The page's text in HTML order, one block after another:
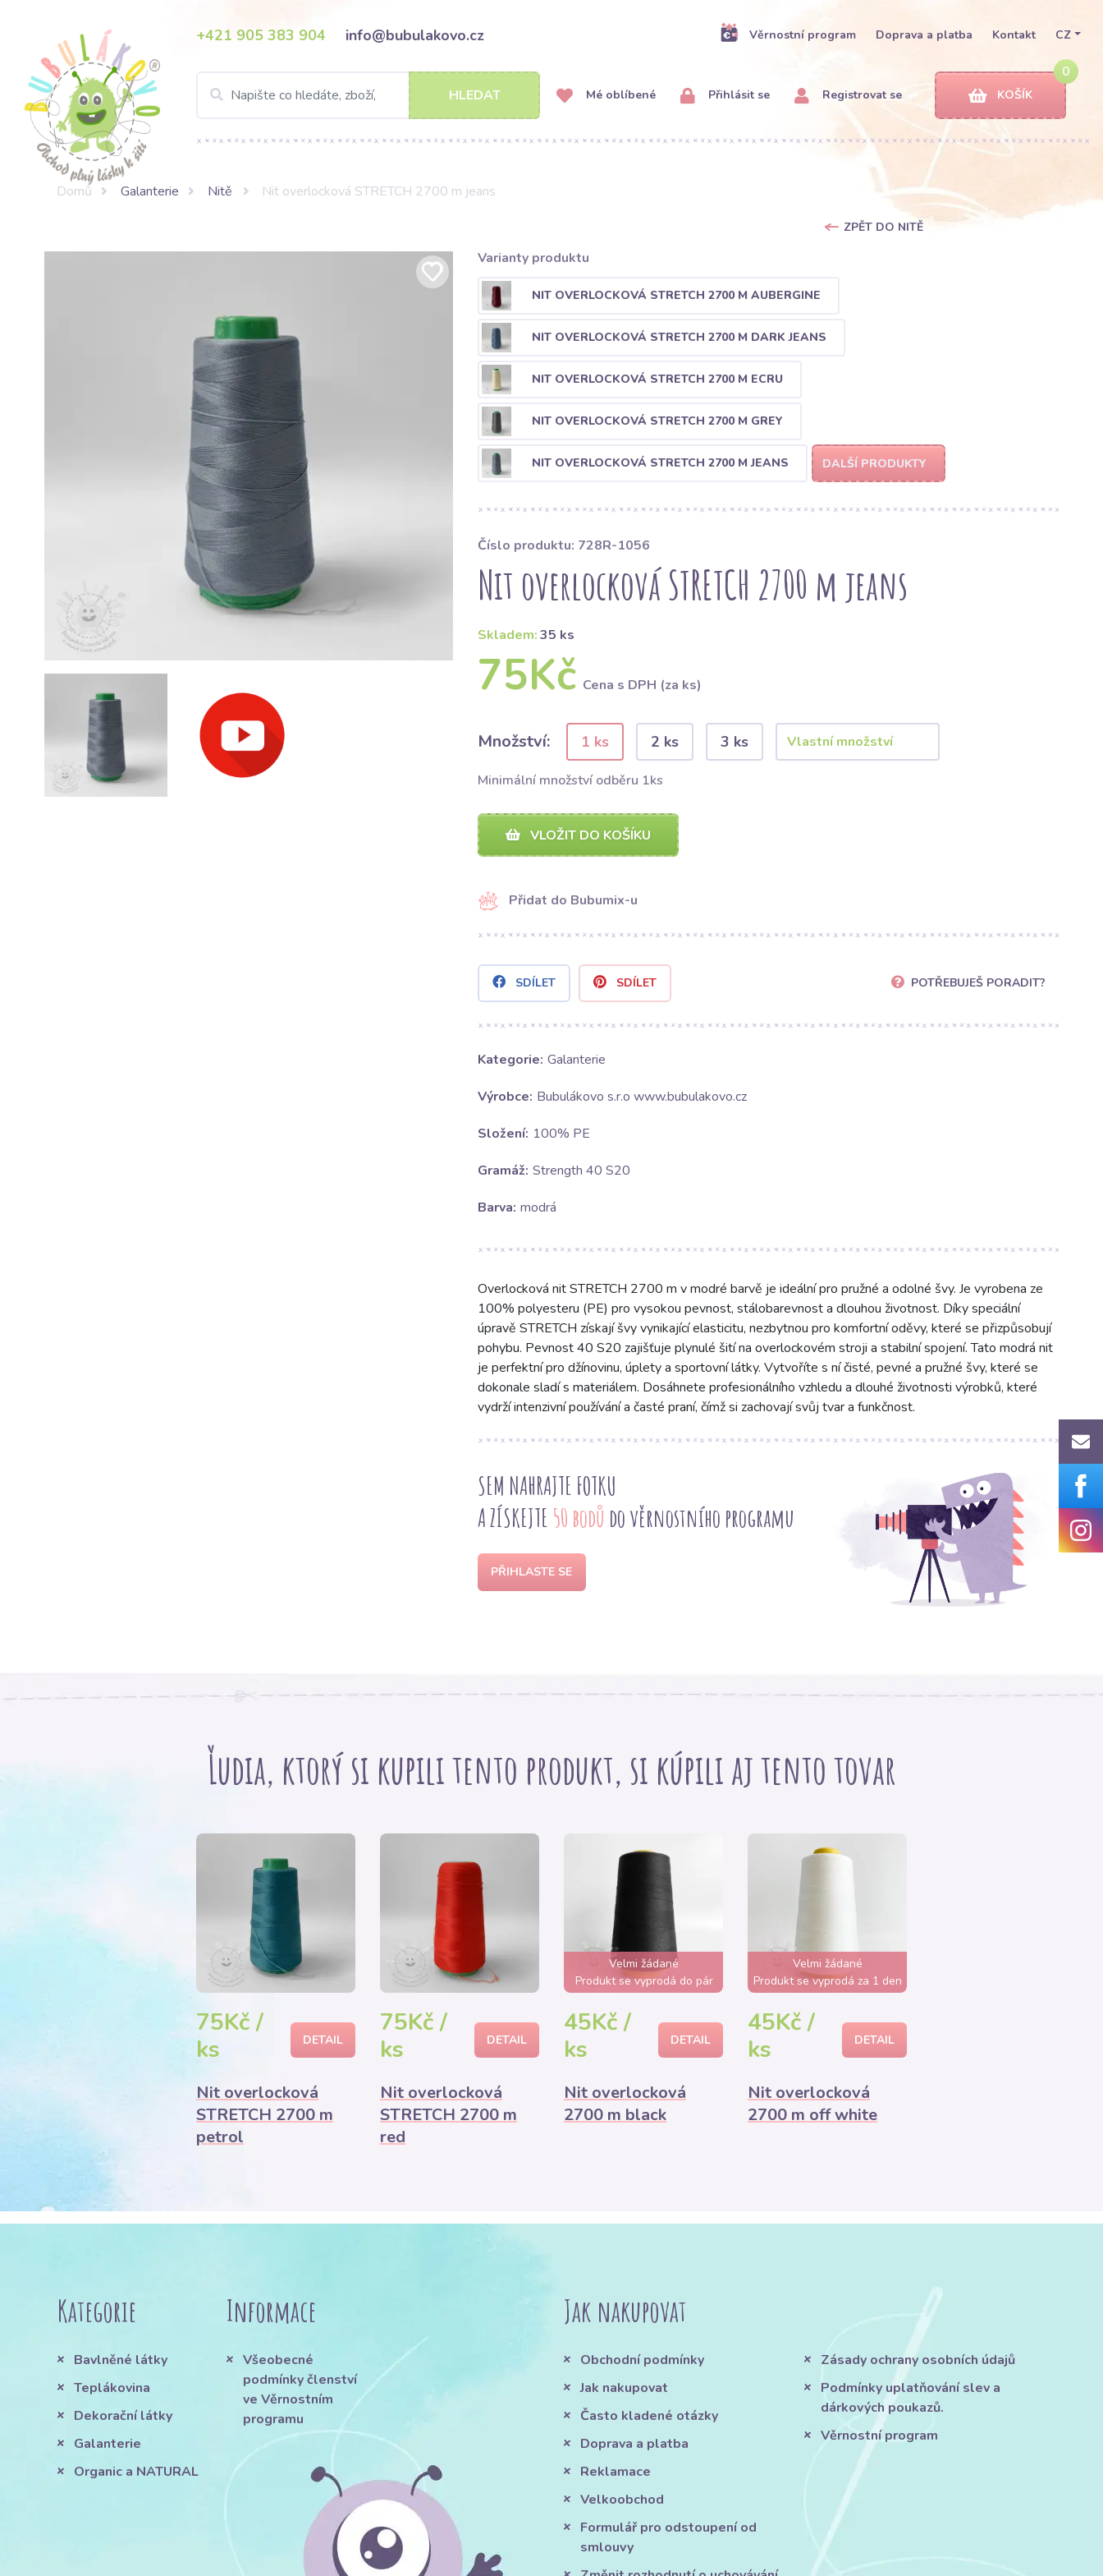
+421 905 383 904 info@bubulakovo.cz Věrnostní program Doprava a platba Kontakt CZ
HLEDAT Mé oblíbené Přihlásit se Registrovat se
0
KOŠÍK
Domů Galanterie Nitě Nit overlocková STRETCH 2700 m jeans
ZPĚT DO NITĚ
Varianty produktu
NIT OVERLOCKOVÁ STRETCH 2700 M AUBERGINE
NIT OVERLOCKOVÁ STRETCH 2700 M DARK JEANS
NIT OVERLOCKOVÁ STRETCH 2700 M ECRU
NIT OVERLOCKOVÁ STRETCH 2700 M GREY
NIT OVERLOCKOVÁ STRETCH 2700 M JEANS DALŠÍ PRODUKTY
Číslo produktu: 728R-1056
Nit overlocková STRETCH 2700 m jeans
Skladem:35 ks
75Kč Cena s DPH (za ks)
Množství: 1 ks 2 ks 3 ks
Minimální množství odběru 1ks
VLOŽIT DO KOŠÍKU
Přidat do Bubumix-u
SDÍLET SDÍLET POTŘEBUJEŠ PORADIT?
Kategorie: Galanterie
Výrobce: Bubulákovo s.r.o www.bubulakovo.cz
Složení: 100% PE
Gramáž: Strength 40 S20
Barva: modrá
Overlocková nit STRETCH 2700 m v modré barvě je ideální pro pružné a odolné švy. Je vyrobena ze
100% polyesteru (PE) pro vysokou pevnost, stálobarevnost a dlouhou životnost. Díky speciální
úpravě STRETCH získají švy vynikající elasticitu, nezbytnou pro komfortní oděvy, které se přizpůsobují
pohybu. Pevnost 40 S20 zajišťuje plynulé šití na overlockovém stroji a stabilní spojení. Tato modrá nit
je perfektní pro džínovinu, úplety a sportovní látky. Vytvoříte s ní čisté, pevné a pružné švy, které se
dokonale sladí s materiálem. Dosáhnete profesionálního vzhledu a dlouhé životnosti výrobků, které
vydrží intenzivní používání a časté praní, čímž si zachovají svůj tvar a funkčnost.
SEM NAHRAJTE FOTKU
A ZÍSKEJTE 50 bodů do věrnostního programu
PŘIHLASTE SE
Ľudia, ktorý si kupili tento produkt, si kúpili aj tento tovar
75Kč /
ks
DETAIL
Nit overlocková
STRETCH 2700 m
petrol
75Kč /
ks
DETAIL
Nit overlocková
STRETCH 2700 m
red
Velmi žádané
Produkt se vyprodá do pár
hodin
45Kč /
ks
DETAIL
Nit overlocková
2700 m black
Velmi žádané
Produkt se vyprodá za 1 den
45Kč /
ks
DETAIL
Nit overlocková
2700 m off white
Kategorie
Bavlněné látky
Teplákovina
Dekorační látky
Galanterie
Organic a NATURAL
Informace
Všeobecné
podmínky členství
ve Věrnostním
programu
Jak nakupovat
Obchodní podmínky
Jak nakupovat
Často kladené otázky
Doprava a platba
Reklamace
Velkoobchod
Formulář pro odstoupení od
smlouvy
Zásady ochrany osobních údajů
Podmínky uplatňování slev a
dárkových poukazů.
Věrnostní program